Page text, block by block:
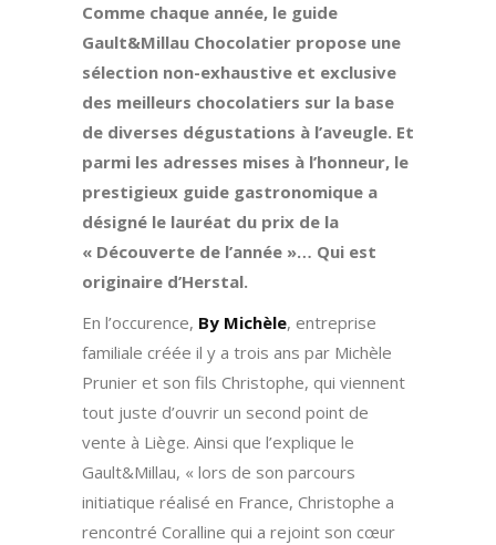
Comme chaque année, le guide
Gault&Millau Chocolatier propose une
sélection non-exhaustive et exclusive
des meilleurs chocolatiers sur la base
de diverses dégustations à l’aveugle. Et
parmi les adresses mises à l’honneur, le
prestigieux guide gastronomique a
désigné le lauréat du prix de la
« Découverte de l’année »… Qui est
originaire d’Herstal.
En l’occurence, By Michèle, entreprise
familiale créée il y a trois ans par Michèle
Prunier et son fils Christophe, qui viennent
tout juste d’ouvrir un second point de
vente à Liège. Ainsi que l’explique le
Gault&Millau, « lors de son parcours
initiatique réalisé en France, Christophe a
rencontré Coralline qui a rejoint son cœur